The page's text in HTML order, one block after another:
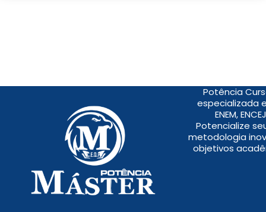
Potência
especializada
ENEM,
Potencialize
metodologia
objetivos